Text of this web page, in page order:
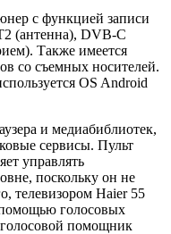
с функцией записи
(антенна), DVB-C
Также имеется
со съемных носителей.
OS Android
и медиабиблиотек,
сервисы. Пульт
управлять
поскольку он не
телевизором Haier 55
голосовых
голосовой помощник